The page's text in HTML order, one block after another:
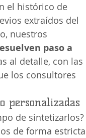
el histórico de
extraídos del
nuestros
paso a
al detalle, con las
los consultores
personalizadas
de sintetizarlos?
de forma estricta